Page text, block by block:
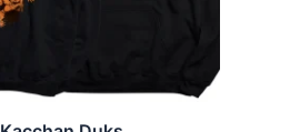
stranici